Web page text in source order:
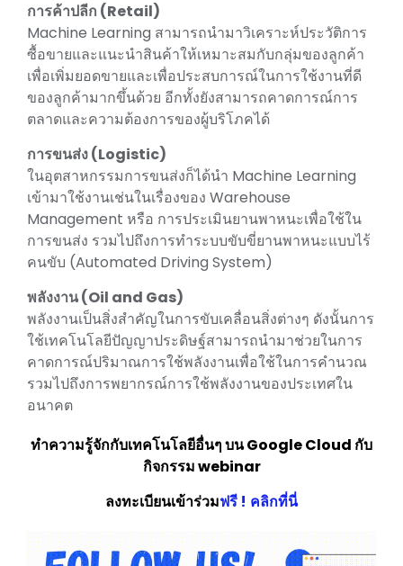
การค้าปลีก (Retail)
Machine Learning สามารถนำมาวิเคราะห์ประวัติการ
ซื้อขายและแนะนำสินค้าให้เหมาะสมกับกลุ่มของลูกค้า
เพื่อเพิ่มยอดขายและเพื่อประสบการณ์ในการใช้งานที่ดี
ของลูกค้ามากขึ้นด้วย อีกทั้งยังสามารถคาดการณ์การ
ตลาดและความต้องการของผู้บริโภคได้
การขนส่ง (Logistic)
ในอุตสาหกรรมการขนส่งก็ได้นำ Machine Learning
เข้ามาใช้งานเช่นในเรื่องของ Warehouse
Management หรือ การประเมินยานพาหนะเพื่อใช้ใน
การขนส่ง รวมไปถึงการทำระบบขับขี่ยานพาหนะแบบไร้
คนขับ (Automated Driving System)
พลังงาน (Oil and Gas)
พลังงานเป็นสิ่งสำคัญในการขับเคลื่อนสิ่งต่างๆ ดังนั้นการ
ใช้เทคโนโลยีปัญญาประดิษฐ์สามารถนำมาช่วยในการ
คาดการณ์ปริมาณการใช้พลังงานเพื่อใช้ในการคำนวณ
รวมไปถึงการพยากรณ์การใช้พลังงานของประเทศใน
อนาคต
ทำความรู้จักกับเทคโนโลยีอื่นๆ บนGoogle Cloud กับ
กิจกรรม webinar
ลงทะเบียนเข้าร่วมฟรี ! คลิกที่นี่